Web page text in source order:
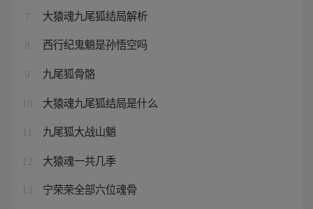
7 大猿魂九尾狐结局解析
8 西行纪鬼魈是孙悟空吗
9 九尾狐骨骼
10 大猿魂九尾狐结局是什么
九尾狐大战山魈
12 大猿魂一共几季
13 宁荣荣全部六位魂骨